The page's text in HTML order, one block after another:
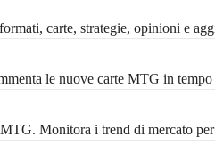
carte, strategie, opinioni e
le nuove carte MTG in
Monitora i trend di mercato